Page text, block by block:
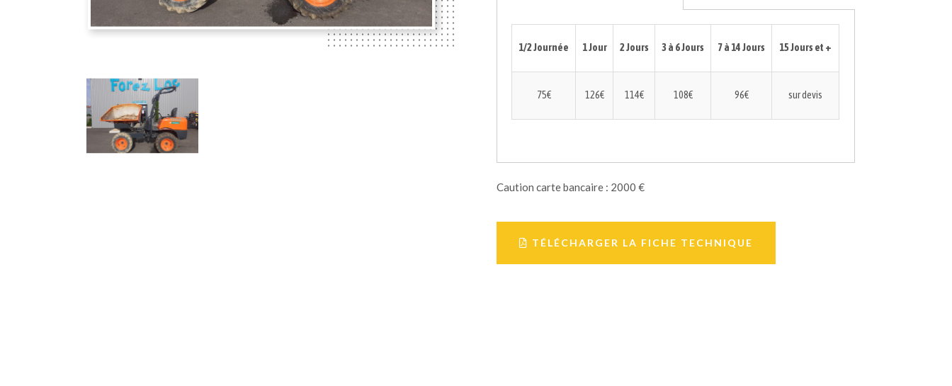
1/2 Journée 1 Jour 2 Jours 3 à 6 Jours 7 à 14 Jours 15 Jours et +
75€ 126€ 114€ 108€ 96€ sur devis
Caution carte bancaire : 2000 €
TÉLÉCHARGER LA FICHE TECHNIQUE